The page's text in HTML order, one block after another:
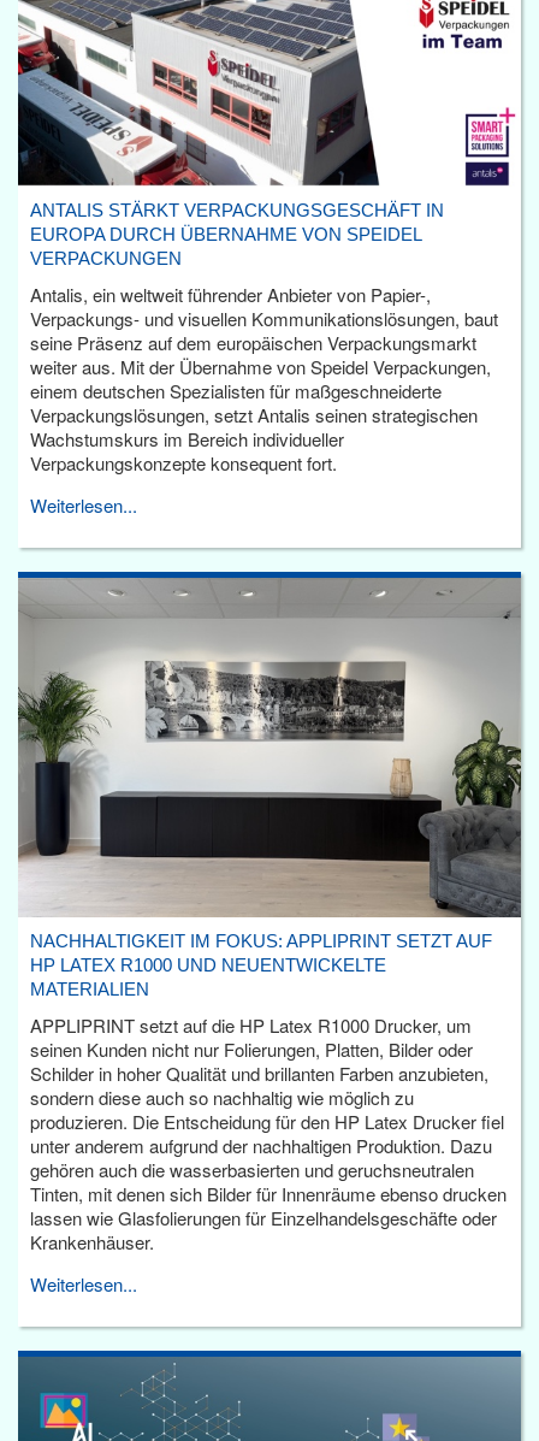
ANTALIS STÄRKT VERPACKUNGSGESCHÄFT IN
EUROPA DURCH ÜBERNAHME VON SPEIDEL
VERPACKUNGEN
Antalis, ein weltweit führender Anbieter von Papier-,
Verpackungs- und visuellen Kommunikationslösungen, baut
seine Präsenz auf dem europäischen Verpackungsmarkt
weiter aus. Mit der Übernahme von Speidel Verpackungen,
einem deutschen Spezialisten für maßgeschneiderte
Verpackungslösungen, setzt Antalis seinen strategischen
Wachstumskurs im Bereich individueller
Verpackungskonzepte konsequent fort.
Weiterlesen...
NACHHALTIGKEIT IM FOKUS: APPLIPRINT SETZT AUF
HP LATEX R1000 UND NEUENTWICKELTE
MATERIALIEN
APPLIPRINT setzt auf die HP Latex R1000 Drucker, um
seinen Kunden nicht nur Folierungen, Platten, Bilder oder
Schilder in hoher Qualität und brillanten Farben anzubieten,
sondern diese auch so nachhaltig wie möglich zu
produzieren. Die Entscheidung für den HP Latex Drucker fiel
unter anderem aufgrund der nachhaltigen Produktion. Dazu
gehören auch die wasserbasierten und geruchsneutralen
Tinten, mit denen sich Bilder für Innenräume ebenso drucken
lassen wie Glasfolierungen für Einzelhandelsgeschäfte oder
Krankenhäuser.
Weiterlesen...